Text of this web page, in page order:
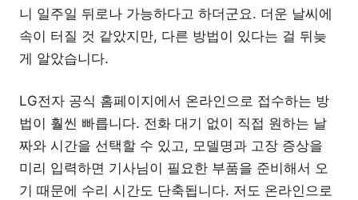
니 일주일 뒤로나 가능하다고 하더군요. 더운 날씨에
속이 터질 것 같았지만, 다른 방법이 있다는 걸 뒤늦
게 알았습니다.
LG전자 공식 홈페이지에서 온라인으로 접수하는 방
법이 훨씬 빠릅니다. 전화 대기 없이 직접 원하는 날
짜와 시간을 선택할 수 있고, 모델명과 고장 증상을
미리 입력하면 기사님이 필요한 부품을 준비해서 오
기 때문에 수리 시간도 단축됩니다. 저도 온라인으로